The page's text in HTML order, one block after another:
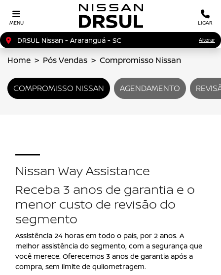
MENU LIGAR
DRSUL Nissan - Araranguá - SC Alterar
Home Pós Vendas Compromisso Nissan
AGENDAMENTO
COMPROMISSO NISSAN
Nissan Way Assistance
Receba 3 anos de garantia e o
menor custo de revisão do
segmento
Assistência 24 horas em todo o país, por 2 anos. A
melhor assistência do segmento, com a segurança que
você merece. Oferecemos 3 anos de garantia após a
compra, sem limite de quilometragem.